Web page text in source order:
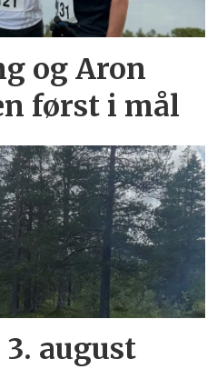
og Aron
først i mål
august